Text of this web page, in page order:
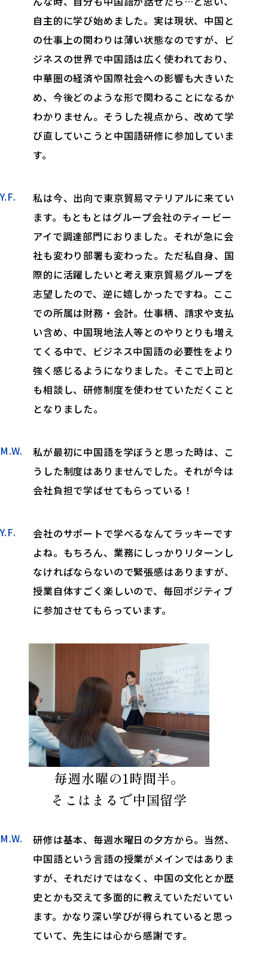
自主的に学び始めました。実は現状、中国と
の仕事上の関わりは薄い状態なのですが、ビ
ジネスの世界で中国語は広く使われており、
中華圏の経済や国際社会への影響も大きいた
め、今後どのような形で関わることになるか
わかりません。そうした視点から、改めて学
び直していこうと中国語研修に参加していま
す。
Y.F.
私は今、出向で東京貿易マテリアルに来てい
ます。もともとはグループ会社のティービー
アイで調達部門におりました。それが急に会
社も変わり部署も変わった。ただ私自身、国
際的に活躍したいと考え東京貿易グループを
志望したので、逆に嬉しかったですね。ここ
での所属は財務・会計。仕事柄、請求や支払
い含め、中国現地法人等とのやりとりも増え
てくる中で、ビジネス中国語の必要性をより
強く感じるようになりました。そこで上司と
も相談し、研修制度を使わせていただくこと
となりました。
M.W.
私が最初に中国語を学ぼうと思った時は、こ
うした制度はありませんでした。それが今は
会社負担で学ばせてもらっている！
Y.F.
会社のサポートで学べるなんてラッキーです
よね。もちろん、業務にしっかりリターンし
なければならないので緊張感はありますが、
授業自体すごく楽しいので、毎回ポジティブ
に参加させてもらっています。
毎週水曜の1時間半。
そこはまるで中国留学
M.W.
研修は基本、毎週水曜日の夕方から。当然、
中国語という言語の授業がメインではありま
すが、それだけではなく、中国の文化とか歴
史とかも交えて多面的に教えていただいてい
ます。かなり深い学びが得られていると思っ
ていて、先生には心から感謝です。